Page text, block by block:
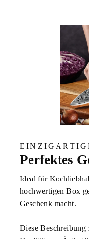
Perfektes
Ideal für
hochwertigen Box
Geschenk macht.
Diese